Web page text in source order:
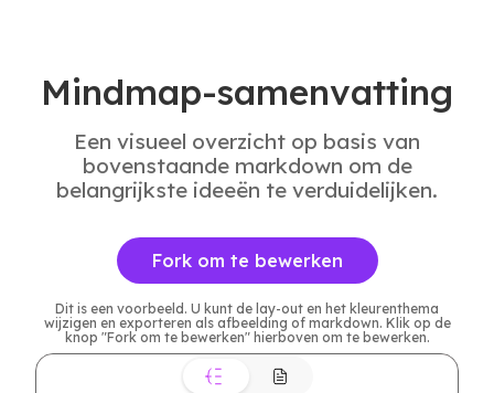
Mindmap-samenvatting
Een visueel overzicht op basis van
bovenstaande markdown om de
belangrijkste ideeën te verduidelijken.
Fork om te bewerken
Dit is een voorbeeld. U kunt de lay-out en het kleurenthema
wijzigen en exporteren als afbeelding of markdown. Klik op de
knop "Fork om te bewerken" hierboven om te bewerken.